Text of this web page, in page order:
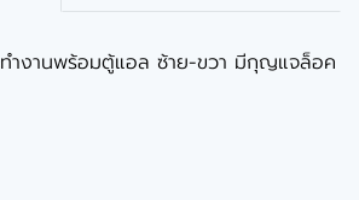
ทำงานพร้อมตู้แอล ซ้าย-ขวา มีกุญแจล็อค